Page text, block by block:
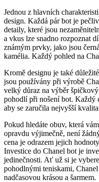
Jednou z hlavních
⁣design. Každá‌ pár ⁤bot je
detaily, které jsou‌
a vkus ​lze snadno rozpoznat
známým prvky,‍ jako jsou
kamélia. Každý pohled na
Kromě designu je také⁣
jsou používány ⁢při výrobě
velký důraz⁤ na výběr
pohodlí při ⁤nošení bot. Každý
aby se zaručila ⁢nejvyšší
Pokud hledáte obuv, která
opravdu ⁣výjimečně, není
cena je odrazem jejich
Investice do Chanel ⁢bot ‍je
jedinečnosti. Ať‍ už si je
pohodlnými teniskami,
nadčasovou krásou a šarmem.